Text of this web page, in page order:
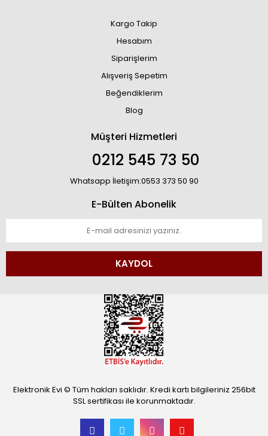
Kargo Takip
Hesabım
Siparişlerim
Alışveriş Sepetim
Beğendiklerim
Blog
Müşteri Hizmetleri
0212 545 73 50
Whatsapp İletişim:0553 373 50 90
E-Bülten Abonelik
KAYDOL
Elektronik Evi © Tüm hakları saklıdır. Kredi kartı bilgileriniz 256bit
SSL sertifikası ile korunmaktadır.